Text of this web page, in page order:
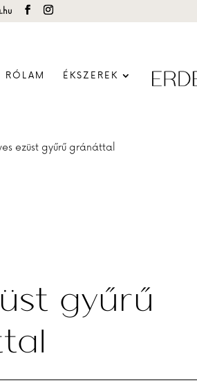
RÓLAM ÉKSZEREK
ezüst gyűrű gránáttal
gyűrű